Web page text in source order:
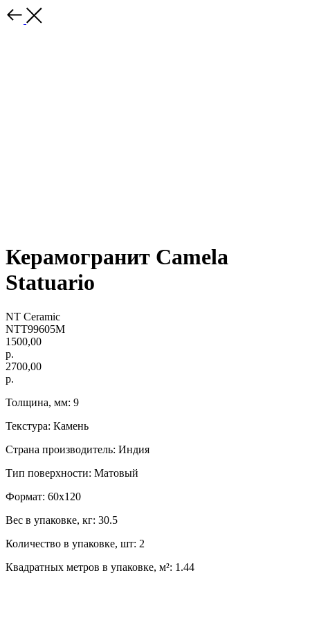
Керамогранит Camela
Statuario
NT Ceramic
NTT99605M
1500,00
р.
2700,00
р.
Толщина, мм: 9
Текстура: Камень
Страна производитель: Индия
Тип поверхности: Матовый
Формат: 60х120
Вес в упаковке, кг: 30.5
Количество в упаковке, шт: 2
Квадратных метров в упаковке, м²: 1.44